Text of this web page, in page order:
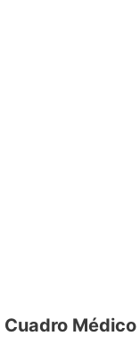
Cuadro